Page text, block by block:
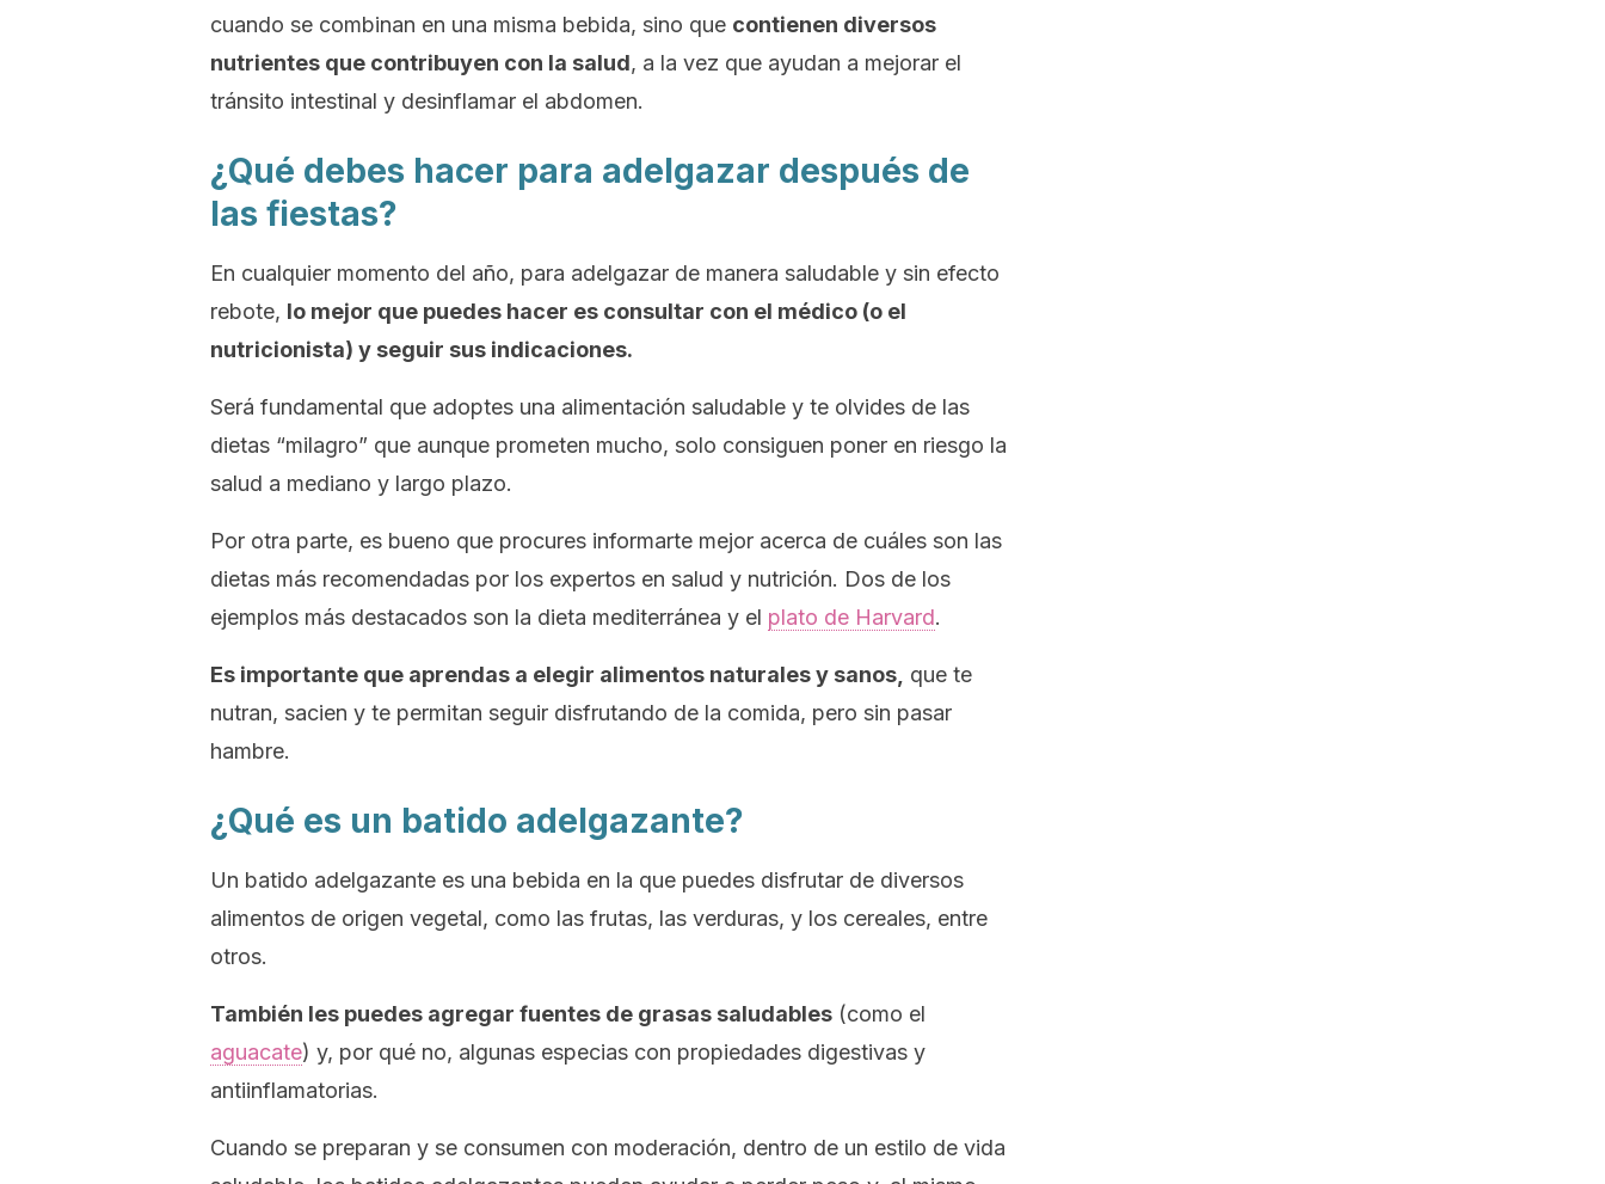
cuando se combinan en una misma bebida, sino que contienen diversos
nutrientes que contribuyen con la salud, a la vez que ayudan a mejorar el
tránsito intestinal y desinflamar el abdomen.
¿Qué debes hacer para adelgazar después de
las fiestas?
En cualquier momento del año, para adelgazar de manera saludable y sin efecto
rebote, lo mejor que puedes hacer es consultar con el médico (o el
nutricionista) y seguir sus indicaciones.
Será fundamental que adoptes una alimentación saludable y te olvides de las
dietas “milagro” que aunque prometen mucho, solo consiguen poner en riesgo la
salud a mediano y largo plazo.
Por otra parte, es bueno que procures informarte mejor acerca de cuáles son las
dietas más recomendadas por los expertos en salud y nutrición. Dos de los
ejemplos más destacados son la dieta mediterránea y el plato de Harvard.
Es importante que aprendas a elegir alimentos naturales y sanos, que te
nutran, sacien y te permitan seguir disfrutando de la comida, pero sin pasar
hambre.
¿Qué es un batido adelgazante?
Un batido adelgazante es una bebida en la que puedes disfrutar de diversos
alimentos de origen vegetal, como las frutas, las verduras, y los cereales, entre
otros.
También les puedes agregar fuentes de grasas saludables (como el
aguacate) y, por qué no, algunas especias con propiedades digestivas y
antiinflamatorias.
Cuando se preparan y se consumen con moderación, dentro de un estilo de vida